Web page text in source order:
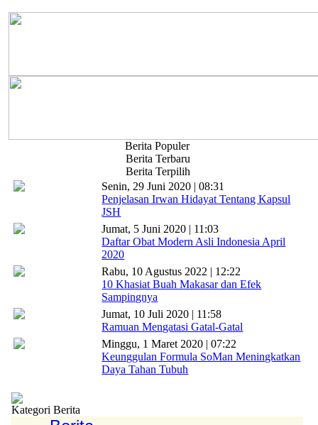
Berita Populer
Berita Terbaru
Berita Terpilih
Senin, 29 Juni 2020 | 08:31
Penjelasan Irwan Hidayat Tentang Kapsul
JSH
Jumat, 5 Juni 2020 | 11:03
Daftar Obat Modern Asli Indonesia April
2020
Rabu, 10 Agustus 2022 | 12:22
10 Khasiat Buah Makasar dan Efek
Sampingnya
Jumat, 10 Juli 2020 | 11:58
Ramuan Mengatasi Gatal-Gatal
Minggu, 1 Maret 2020 | 07:22
Keunggulan Formula SoMan Meningkatkan
Daya Tahan Tubuh
Kategori Berita